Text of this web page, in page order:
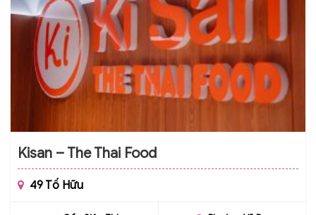
Kisan – The Thai Food
49 Tố Hữu